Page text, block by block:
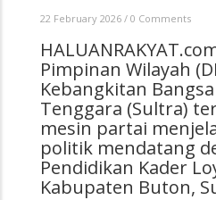
22 February 2026 / 0 Comments
Pimpinan Wilayah
Kebangkitan Bangsa
Tenggara (Sultra)
mesin partai
politik mendatang
Pendidikan Kader
Kabupaten Buton,